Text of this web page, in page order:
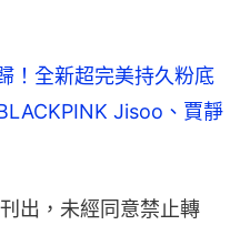
！全新超完美持久粉底
Jisoo、賈靜
出，未經同意禁止轉